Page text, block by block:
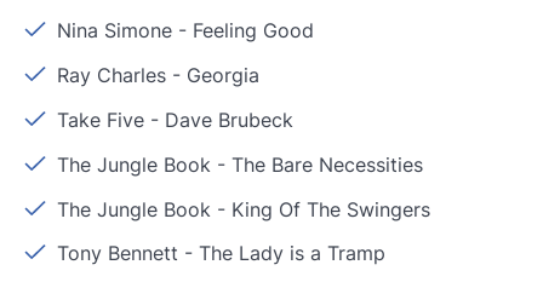
Nina Simone - Feeling Good
Ray Charles - Georgia
Take Five - Dave Brubeck
The Jungle Book -The Bare Necessities
The Jungle Book - King Of The Swingers
Tony Bennett -The Lady is a Tramp